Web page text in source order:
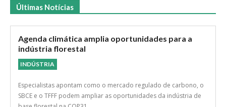
Últimas Notícias
Agenda climática amplia oportunidades para a
indústria florestal
INDÚSTRIA
Especialistas apontam como o mercado regulado de carbono, o
SBCE e o TFFF podem ampliar as oportunidades da indústria de